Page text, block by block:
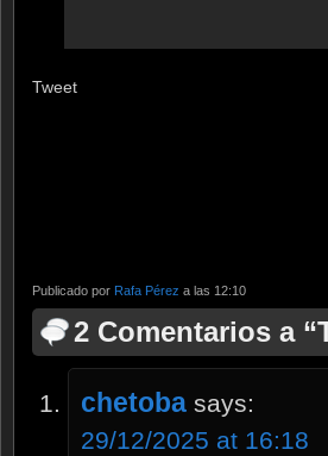
Tweet
Publicado por Rafa Pérez a las 12:10
2 Comentarios a
chetoba says:
29/12/2025 at 16:18